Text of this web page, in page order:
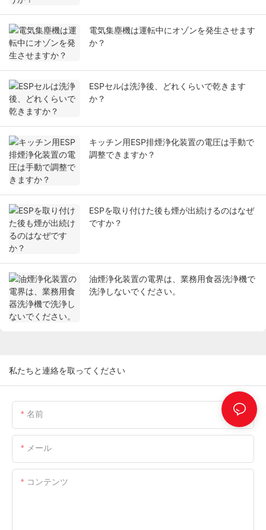
電気集塵機は運転中にオゾンを発生させます
か？
ESPセルは洗浄後、どれくらいで乾きます
か？
キッチン用ESP排煙浄化装置の電圧は手動で
調整できますか？
ESPを取り付けた後も煙が出続けるのはなぜ
ですか？
油煙浄化装置の電界は、業務用食器洗浄機で
洗浄しないでください。
私たちと連絡を取ってください
名前
メール
コンテンツ